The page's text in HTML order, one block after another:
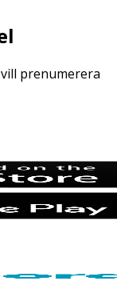
prenumerera